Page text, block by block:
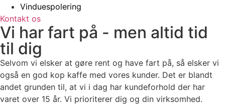
Vinduespolering
Kontakt os
Vi har fart på - men altid tid
til dig
Selvom vi elsker at gøre rent og have fart på, så elsker vi
også en god kop kaffe med vores kunder. Det er blandt
andet grunden til, at vi i dag har kundeforhold der har
varet over 15 år. Vi prioriterer dig og din virksomhed.